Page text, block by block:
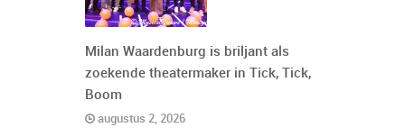
Milan Waardenburg is briljant als
zoekende theatermaker in Tick, Tick,
Boom
augustus 2, 2026